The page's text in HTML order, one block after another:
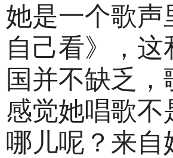
她是一个歌
自己看》，
国并不缺乏
感觉她唱歌不
哪儿呢？来